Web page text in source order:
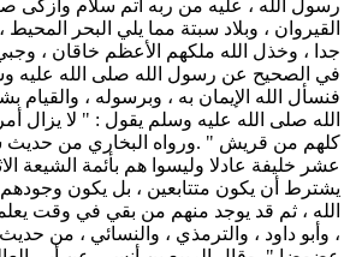
رسول الله ، عليه من ربه أتم سلام وأزكى
القيروان ، وبلاد سبتة مما يلي البحر
جدا ، وخذل الله ملكهم الأعظم خاقان ،
في الصحيح عن رسول الله صلى الله عليه
فنسأل الله الإيمان به ، وبرسوله ،
الله صلى الله عليه وسلم يقول : " لا يزال
كلهم من قريش " .ورواه البخاري من حديث
عشر خليفة عادلا وليسوا هم بأئمة الشيعة
يشترط أن يكون متتابعين ، بل يكون وجودهم
الله ، ثم قد يوجد منهم من بقي في وقت
، وأبو داود ، والترمذي ، والنسائي ، من